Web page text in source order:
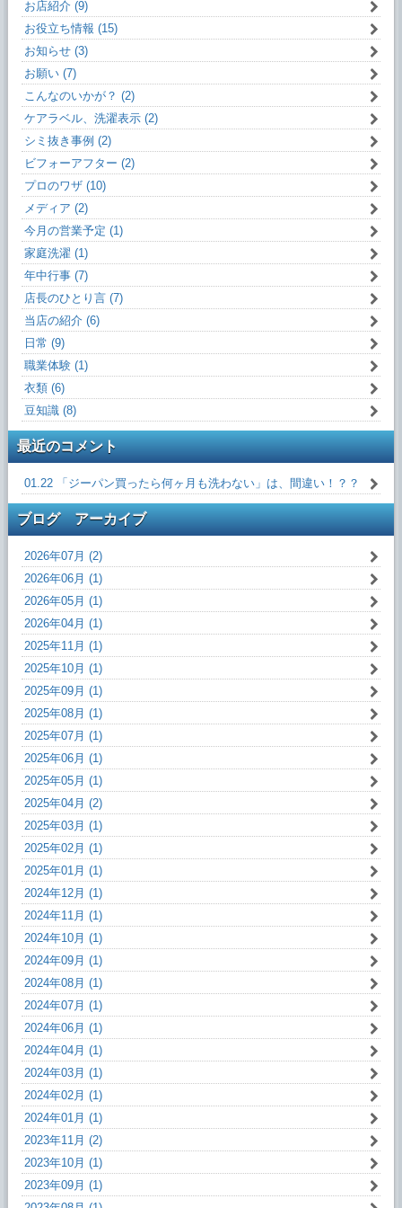
お店紹介 (9)
お役立ち情報 (15)
お知らせ (3)
お願い (7)
こんなのいかが？ (2)
ケアラベル、洗濯表示 (2)
シミ抜き事例 (2)
ビフォーアフター (2)
プロのワザ (10)
メディア (2)
今月の営業予定 (1)
家庭洗濯 (1)
年中行事 (7)
店長のひとり言 (7)
当店の紹介 (6)
日常 (9)
職業体験 (1)
衣類 (6)
豆知識 (8)
最近のコメント
01.22 「ジーパン買ったら何ヶ月も洗わない」は、間違い！？？
ブログ アーカイブ
2026年07月 (2)
2026年06月 (1)
2026年05月 (1)
2026年04月 (1)
2025年11月 (1)
2025年10月 (1)
2025年09月 (1)
2025年08月 (1)
2025年07月 (1)
2025年06月 (1)
2025年05月 (1)
2025年04月 (2)
2025年03月 (1)
2025年02月 (1)
2025年01月 (1)
2024年12月 (1)
2024年11月 (1)
2024年10月 (1)
2024年09月 (1)
2024年08月 (1)
2024年07月 (1)
2024年06月 (1)
2024年04月 (1)
2024年03月 (1)
2024年02月 (1)
2024年01月 (1)
2023年11月 (2)
2023年10月 (1)
2023年09月 (1)